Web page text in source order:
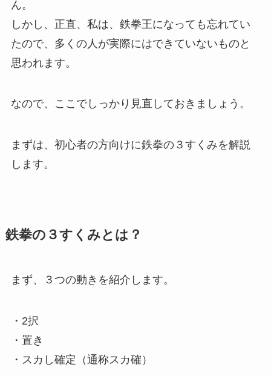
ん。
しかし、正直、私は、鉄拳王になっても忘れてい
たので、多くの人が実際にはできていないものと
思われます。
なので、ここでしっかり見直しておきましょう。
まずは、初心者の方向けに鉄拳の３すくみを解説
します。
鉄拳の３すくみとは？
まず、３つの動きを紹介します。
・2択
・置き
・スカし確定（通称スカ確）